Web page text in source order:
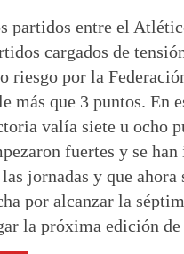
partidos entre el
cargados de
riesgo por la
más que 3 puntos. En
valía siete u ocho
fuertes y se
jornadas y que ahora
por alcanzar la
la próxima edición de